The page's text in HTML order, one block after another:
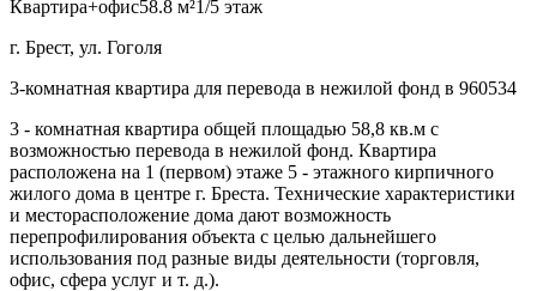
Квартира+офис58.8 м²1/5 этаж
г. Брест, ул. Гоголя
3-комнатная квартира для перевода в нежилой фонд в 960534
3 - комнатная квартира общей площадью 58,8 кв.м с
возможностью перевода в нежилой фонд. Квартира
расположена на 1 (первом) этаже 5 - этажного кирпичного
жилого дома в центре г. Бреста. Технические характеристики
и месторасположение дома дают возможность
перепрофилирования объекта с целью дальнейшего
использования под разные виды деятельности (торговля,
офис, сфера услуг и т. д.).